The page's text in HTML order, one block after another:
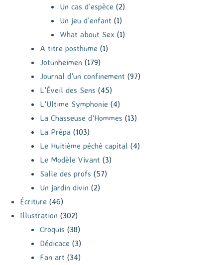
Un cas d'espèce (2)
Un jeu d'enfant (1)
What about Sex (1)
A titre posthume (1)
Jotunheimen (179)
Journal d'un confinement (97)
L'Éveil des Sens (45)
L'Ultime Symphonie (4)
La Chasseuse d'Hommes (13)
La Prépa (103)
Le Huitième péché capital (4)
Le Modèle Vivant (3)
Salle des profs (57)
Un jardin divin (2)
Écriture (46)
Illustration (302)
Croquis (38)
Dédicace (3)
Fan art (34)